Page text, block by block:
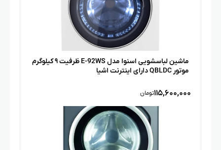
ماشین لباسشویی اسنوا مدل E-92WS ظرفیت ۹ کیلوگرم
موتور QBLDC دارای اینترنت اشیا
۱۱۵,۶۰۰,۰۰۰تومان